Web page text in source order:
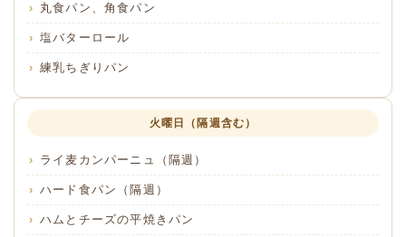
丸食パン、角食パン
塩バターロール
練乳ちぎりパン
火曜日（隔週含む）
ライ麦カンパーニュ（隔週）
ハード食パン（隔週）
ハムとチーズの平焼きパン